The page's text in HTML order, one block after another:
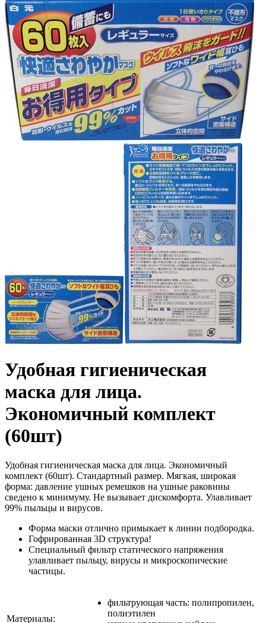
Удобная гигиеническая
маска для лица.
Экономичный комплект
(60шт)
Удобная гигиеническая маска для лица. Экономичный
комплект (60шт). Стандартный размер. Мягкая, широкая
форма: давление ушных ремешков на ушные раковины
сведено к минимуму. Не вызывает дискомфорта. Улавливает
99% пыльцы и вирусов.
Форма маски отлично примыкает к линии подбородка.
Гофрированная 3D структура!
Специальный фильтр статического напряжения
улавливает пыльцу, вирусы и микроскопические
частицы.
Материалы:
фильтрующая часть: полипропилен,
полиэтилен